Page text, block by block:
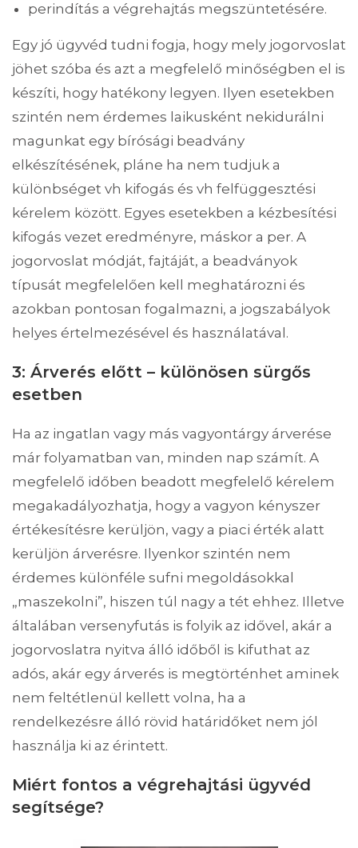
perindítás a végrehajtás megszüntetésére.
Egy jó ügyvéd tudni fogja, hogy mely jogorvoslat
jöhet szóba és azt a megfelelő minőségben el is
készíti, hogy hatékony legyen. Ilyen esetekben
szintén nem érdemes laikusként nekidurálni
magunkat egy bírósági beadvány
elkészítésének, pláne ha nem tudjuk a
különbséget vh kifogás és vh felfüggesztési
kérelem között. Egyes esetekben a kézbesítési
kifogás vezet eredményre, máskor a per. A
jogorvoslat módját, fajtáját, a beadványok
típusát megfelelően kell meghatározni és
azokban pontosan fogalmazni, a jogszabályok
helyes értelmezésével és használatával.
3: Árverés előtt – különösen sürgős
esetben
Ha az ingatlan vagy más vagyontárgy árverése
már folyamatban van, minden nap számít. A
megfelelő időben beadott megfelelő kérelem
megakadályozhatja, hogy a vagyon kényszer
értékesítésre kerüljön, vagy a piaci érték alatt
kerüljön árverésre. Ilyenkor szintén nem
érdemes különféle sufni megoldásokkal
„maszekolni”, hiszen túl nagy a tét ehhez. Illetve
általában versenyfutás is folyik az idővel, akár a
jogorvoslatra nyitva álló időből is kifuthat az
adós, akár egy árverés is megtörténhet aminek
nem feltétlenül kellett volna, ha a
rendelkezésre álló rövid határidőket nem jól
használja ki az érintett.
Miért fontos a végrehajtási ügyvéd
segítsége?